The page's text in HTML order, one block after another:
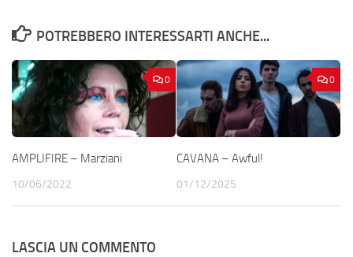
POTREBBERO INTERESSARTI ANCHE...
0
AMPLIFIRE – Marziani
10/06/2022
0
CAVANA – Awful!
01/12/2025
LASCIA UN COMMENTO